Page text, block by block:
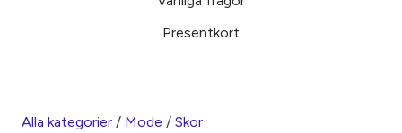
Presentkort
Alla kategorier / Mode / Skor